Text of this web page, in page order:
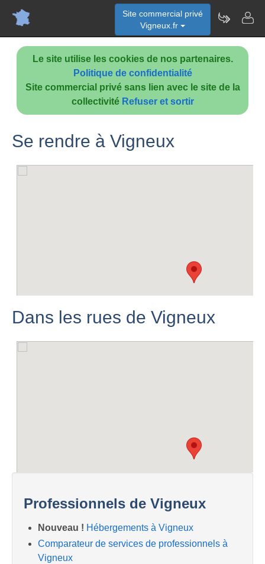
Le site utilise les cookies de nos partenaires.
Politique de confidentialité
Site commercial privé sans lien avec le site de la
collectivité Refuser et sortir
Site commercial privé
Vigneux.fr
Se rendre à Vigneux
Dans les rues de Vigneux
Professionnels de Vigneux
Nouveau ! Hébergements à Vigneux
Comparateur de services de professionnels à
Vigneux